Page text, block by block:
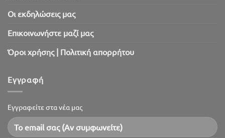
Oι εκδηλώσεις μας
Επικοινωνήστε μαζί μας
Όροι χρήσης | Πολιτική απορρήτου
Εγγραφή
Εγγραφείτε στα νέα μας